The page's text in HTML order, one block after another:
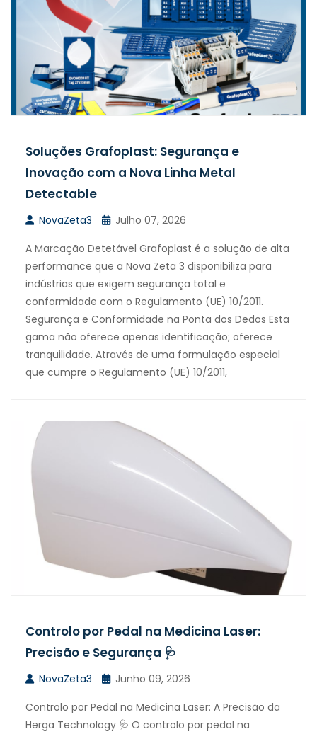
Soluções Grafoplast: Segurança e
Inovação com a Nova Linha Metal
Detectable
NovaZeta3
Julho 07, 2026
A Marcação Detetável Grafoplast é a solução de alta
performance que a Nova Zeta 3 disponibiliza para
indústrias que exigem segurança total e
conformidade com o Regulamento (UE) 10/2011.
Segurança e Conformidade na Ponta dos Dedos Esta
gama não oferece apenas identificação; oferece
tranquilidade. Através de uma formulação especial
que cumpre o Regulamento (UE) 10/2011,
Controlo por Pedal na Medicina Laser:
Precisão e Segurança 🩺
NovaZeta3
Junho 09, 2026
Controlo por Pedal na Medicina Laser: A Precisão da
Herga Technology 🩺 O controlo por pedal na